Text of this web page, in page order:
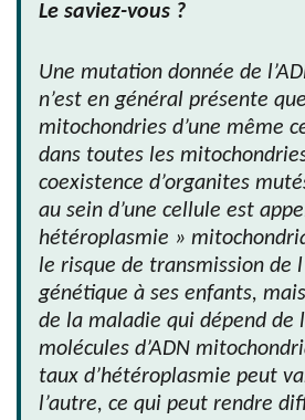
Le saviez-vous ?
Une mutation donnée de
n’est en général présente
mitochondries d’une même
dans toutes les
coexistence d’organites
au sein d’une cellule est
hétéroplasmie »
le risque de transmission de
génétique à ses enfants,
de la maladie qui dépend de
molécules d’ADN
taux d’hétéroplasmie peut
l’autre, ce qui peut rendre